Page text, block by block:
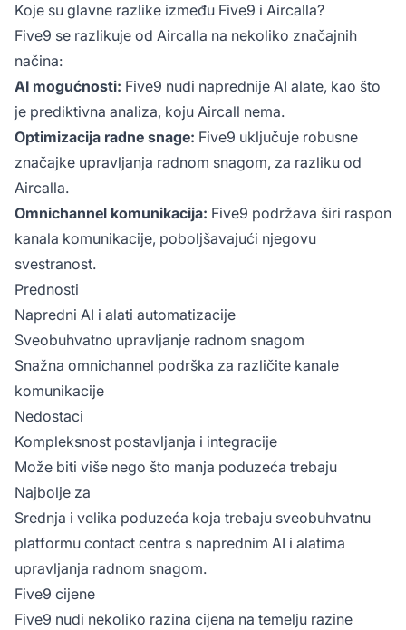
Koje su glavne razlike između Five9 i Aircalla?
Five9 se razlikuje od Aircalla na nekoliko značajnih
načina:
AI mogućnosti: Five9 nudi naprednije AI alate, kao što
je prediktivna analiza, koju Aircall nema.
Optimizacija radne snage: Five9 uključuje robusne
značajke upravljanja radnom snagom, za razliku od
Aircalla.
Omnichannel komunikacija: Five9 podržava širi raspon
kanala komunikacije, poboljšavajući njegovu
svestranost.
Prednosti
Napredni AI i alati automatizacije
Sveobuhvatno upravljanje radnom snagom
Snažna omnichannel podrška za različite kanale
komunikacije
Nedostaci
Kompleksnost postavljanja i integracije
Može biti više nego što manja poduzeća trebaju
Najbolje za
Srednja i velika poduzeća koja trebaju sveobuhvatnu
platformu contact centra s naprednim AI i alatima
upravljanja radnom snagom.
Five9 cijene
Five9 nudi nekoliko razina cijena na temelju razine